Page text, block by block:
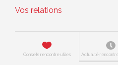
Vos relations
Conseils rencontre utiles Actualité